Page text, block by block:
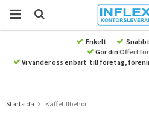
Produkten har blivit
Enkelt Snabbt
Gör din
Vi vänder oss enbart till företag,
Startsida Kaffetillbehör